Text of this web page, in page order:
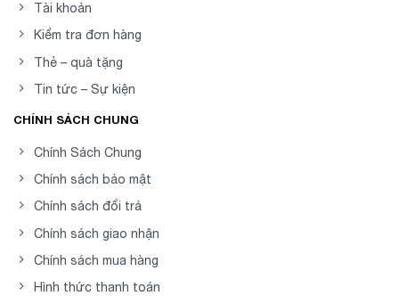
Tài khoản
Kiểm tra đơn hàng
Thẻ – quà tặng
Tin tức – Sự kiện
CHÍNH SÁCH CHUNG
Chính Sách Chung
Chính sách bảo mật
Chính sách đổi trả
Chính sách giao nhận
Chính sách mua hàng
Hình thức thanh toán